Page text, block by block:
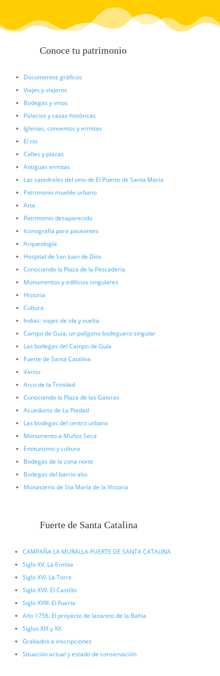
Conoce tu patrimonio
Documentos gráficos
Viajes y viajeros
Bodegas y vinos
Palacios y casas históricas
Iglesias, conventos y ermitas
El río
Calles y plazas
Antiguas ermitas
Las catedrales del vino de El Puerto de Santa María
Patrimonio mueble urbano
Arte
Patrimonio desaparecido
Iconografía para paseantes
Arqueología
Hospital de San Juan de Dios
Conociendo la Plaza de la Pescadería
Monumentos y edificios singulares
Historia
Cultura
Indias: viajes de ida y vuelta
Campo de Guía, un polígono bodeguero singular
Las bodegas del Campo de Guía
Fuerte de Santa Catalina
Varios
Arco de la Trinidad
Conociendo la Plaza de las Galeras
Acueducto de La Piedad
Las bodegas del centro urbano
Monumento a Muñoz Seca
Enoturismo y cultura
Bodegas de la zona norte
Bodegas del barrio alto
Monasterio de Sta María de la Victoria
Fuerte de Santa Catalina
CAMPAÑA LA MURALLA-FUERTE DE SANTA CATALINA
Siglo XV. La Ermita
Siglo XVI. La Torre
Siglo XVII. El Castillo
Siglo XVIII. El Fuerte
Año 1756. El proyecto de lazareto de la Bahía
Siglos XIX y XX
Grabados e inscripciones
Situación actual y estado de conservación